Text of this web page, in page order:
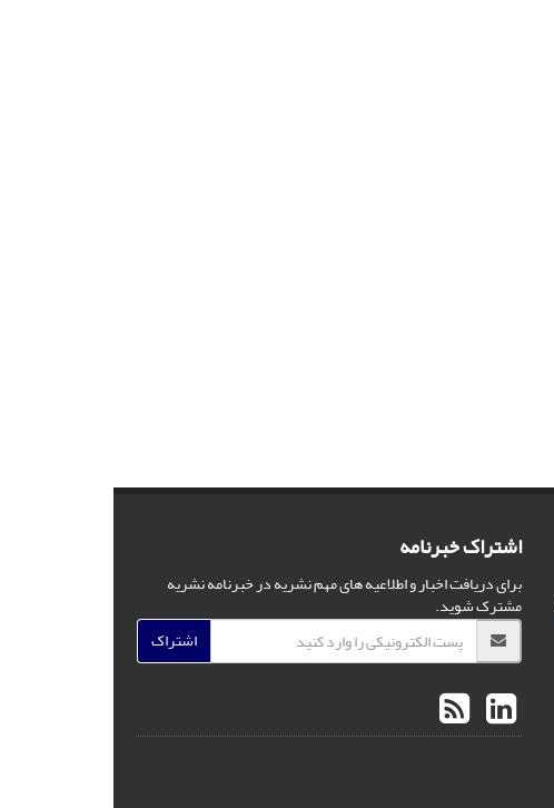
اشتراک خبرنامه
برای دریافت اخبار و اطلاعیه های مهم نشریه در خبرنامه نشریه
مشترک شوید.
اشتراک